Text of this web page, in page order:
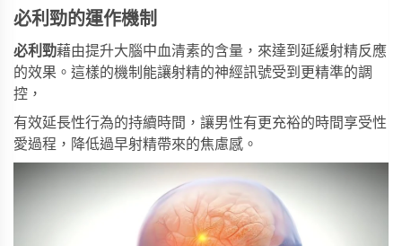
必利勁的運作機制
必利勁藉由提升大腦中血清素的含量，來達到延緩射精反應
的效果。這樣的機制能讓射精的神經訊號受到更精準的調
控，
有效延長性行為的持續時間，讓男性有更充裕的時間享受性
愛過程，降低過早射精帶來的焦慮感。